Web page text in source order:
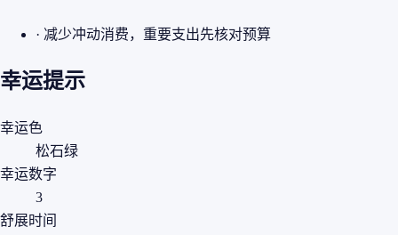
· 减少冲动消费，重要支出先核对预算
幸运提示
幸运色
松石绿
幸运数字
3
舒展时间